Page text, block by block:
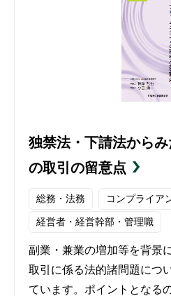
独禁法・下請法から
の取引の留意点
総務・法務 コンプライア
経営者・経営幹部・管理職
副業・兼業の増加等を背景
取引に係る法的諸問題につ
ています。ポイントとなる